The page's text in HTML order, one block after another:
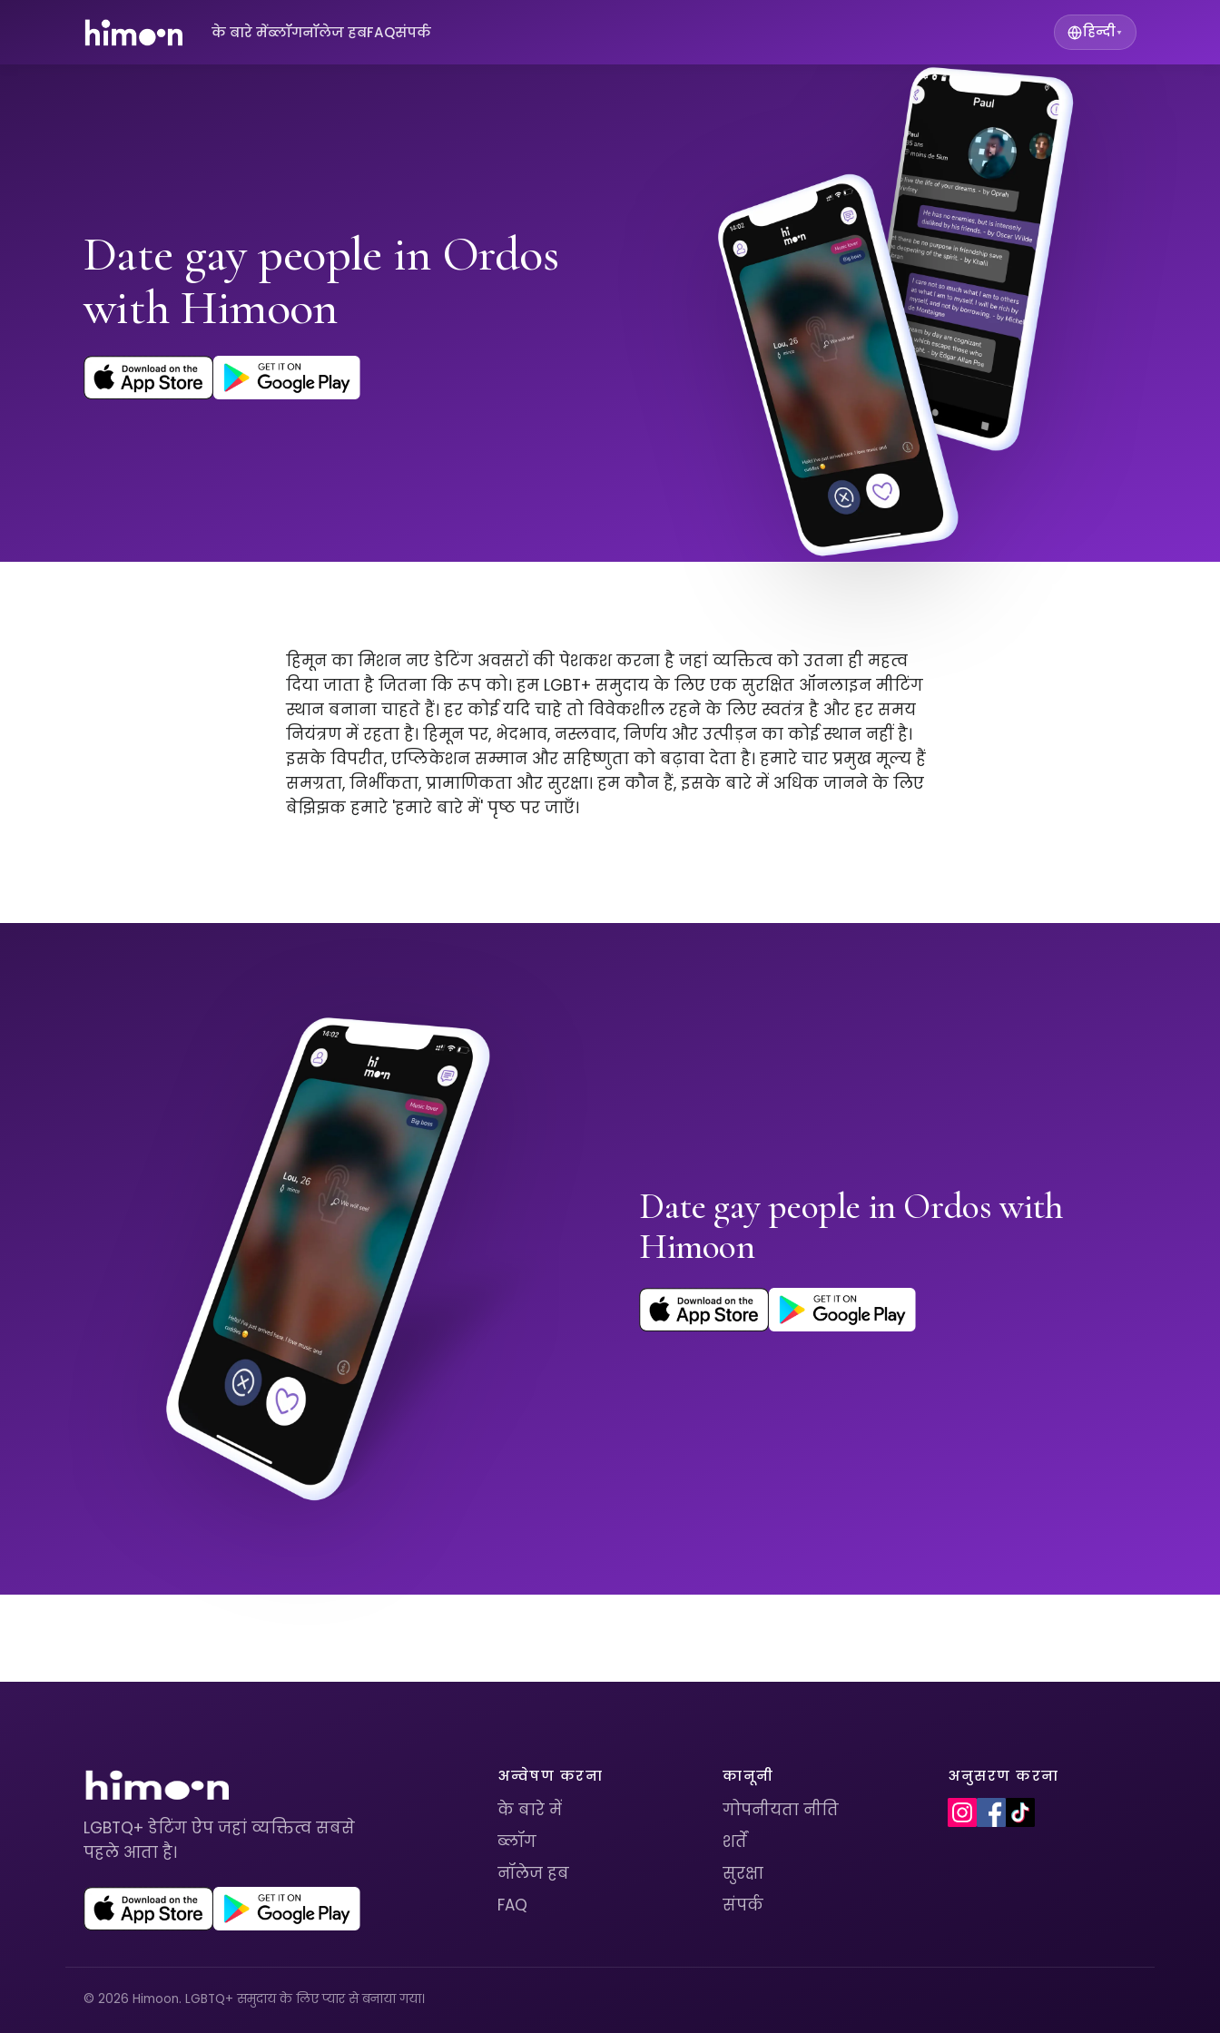
के बारे मेंब्लॉगनॉलेज हबFAQसंपर्क हिन्दी▾
Date gay people in Ordos
with Himoon
हिमून का मिशन नए डेटिंग अवसरों की पेशकश करना है जहां व्यक्तित्व को उतना ही महत्व
दिया जाता है जितना कि रूप को। हम LGBT+ समुदाय के लिए एक सुरक्षित ऑनलाइन मीटिंग
स्थान बनाना चाहते हैं। हर कोई यदि चाहे तो विवेकशील रहने के लिए स्वतंत्र है और हर समय
नियंत्रण में रहता है। हिमून पर, भेदभाव, नस्लवाद, निर्णय और उत्पीड़न का कोई स्थान नहीं है।
इसके विपरीत, एप्लिकेशन सम्मान और सहिष्णुता को बढ़ावा देता है। हमारे चार प्रमुख मूल्य हैं
समग्रता, निर्भीकता, प्रामाणिकता और सुरक्षा। हम कौन हैं, इसके बारे में अधिक जानने के लिए
बेझिझक हमारे 'हमारे बारे में' पृष्ठ पर जाएँ।
Date gay people in Ordos with
Himoon
LGBTQ+ डेटिंग ऐप जहां व्यक्तित्व सबसे
पहले आता है।
अन्वेषण करना
के बारे में
ब्लॉग
नॉलेज हब
FAQ
कानूनी
गोपनीयता नीति
शर्तें
सुरक्षा
संपर्क
अनुसरण करना
© 2026 Himoon. LGBTQ+ समुदाय के लिए प्यार से बनाया गया।